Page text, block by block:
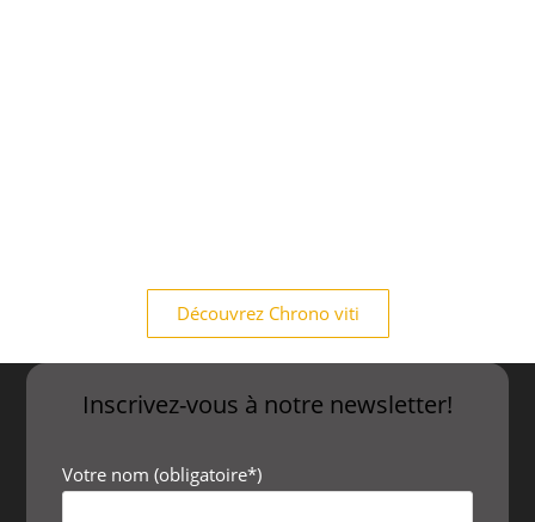
Découvrez Chrono viti
Inscrivez-vous à notre newsletter!
Votre nom (obligatoire*)